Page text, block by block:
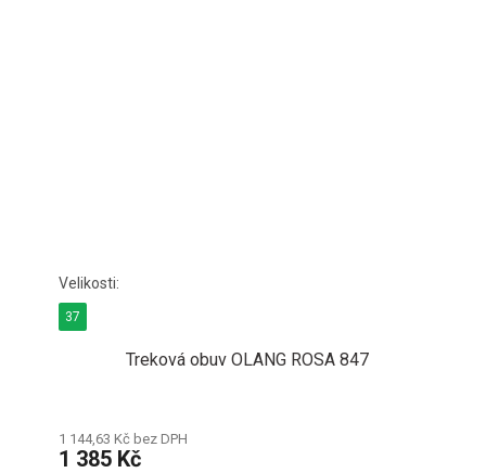
Treková obuv OLANG ROSA 847
1 144,63 Kč bez DPH
1 385 Kč
37